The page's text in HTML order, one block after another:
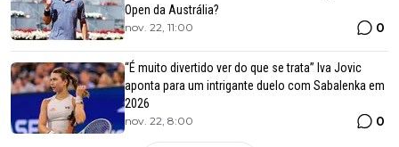
Open da Austrália?
nov. 22, 11:00 0
“É muito divertido ver do que se trata” Iva Jovic
aponta para um intrigante duelo com Sabalenka em
2026
nov. 22, 8:00 0